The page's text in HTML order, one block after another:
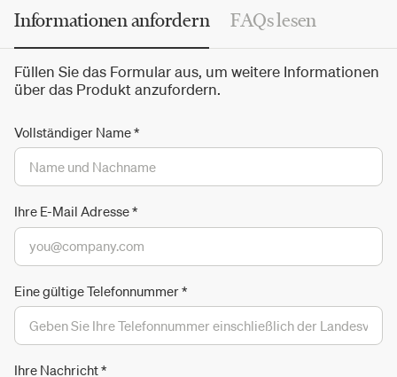
Informationen anfordern FAQs lesen
Füllen Sie das Formular aus, um weitere Informationen
über das Produkt anzufordern.
Vollständiger Name*
Ihre E-Mail Adresse*
Eine gültige Telefonnummer*
Ihre Nachricht*